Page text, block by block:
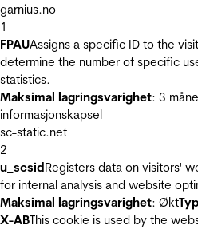
garnius.no
1
FPAUAssigns a specific ID to the
determine the number of specific
statistics.
Maksimal lagringsvarighet: 3
informasjonskapsel
sc-static.net
2
u_scsidRegisters data on visitors'
for internal analysis and website
Maksimal lagringsvarighet: Økt
X-ABThis cookie is used by the